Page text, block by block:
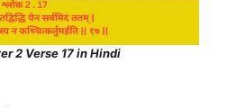
2 Verse 17 in Hindi